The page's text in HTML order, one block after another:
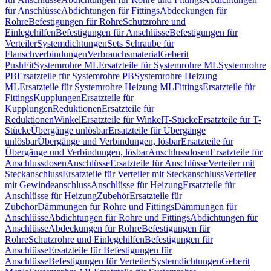
für AnschlüsseAbdichtungen für FittingsAbdeckungen für
RohreBefestigungen für RohreSchutzrohre und
EinlegehilfenBefestigungen für AnschlüsseBefestigungen für
VerteilerSystemdichtungenSets Schraube für
FlanschverbindungenVerbrauchsmaterialGeberit
PushFitSystemrohre MLErsatzteile für Systemrohre MLSystemrohre
PBErsatzteile für Systemrohre PBSystemrohre Heizung
MLErsatzteile für Systemrohre Heizung MLFittingsErsatzteile für
FittingsKupplungenErsatzteile für
KupplungenReduktionenErsatzteile für
ReduktionenWinkelErsatzteile für WinkelT-StückeErsatzteile für T-
StückeÜbergänge unlösbarErsatzteile für Übergänge
unlösbarÜbergänge und Verbindungen, lösbarErsatzteile für
Übergänge und Verbindungen, lösbarAnschlussdosenErsatzteile für
AnschlussdosenAnschlüsseErsatzteile für AnschlüsseVerteiler mit
SteckanschlussErsatzteile für Verteiler mit SteckanschlussVerteiler
mit GewindeanschlussAnschlüsse für HeizungErsatzteile für
Anschlüsse für HeizungZubehörErsatzteile für
ZubehörDämmungen für Rohre und FittingsDämmungen für
AnschlüsseAbdichtungen für Rohre und FittingsAbdichtungen für
AnschlüsseAbdeckungen für RohreBefestigungen für
RohreSchutzrohre und EinlegehilfenBefestigungen für
AnschlüsseErsatzteile für Befestigungen für
AnschlüsseBefestigungen für VerteilerSystemdichtungenGeberit